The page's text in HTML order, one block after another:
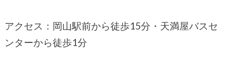
アクセス：岡山駅前から徒歩15分・天満屋バスセ
ンターから徒歩1分